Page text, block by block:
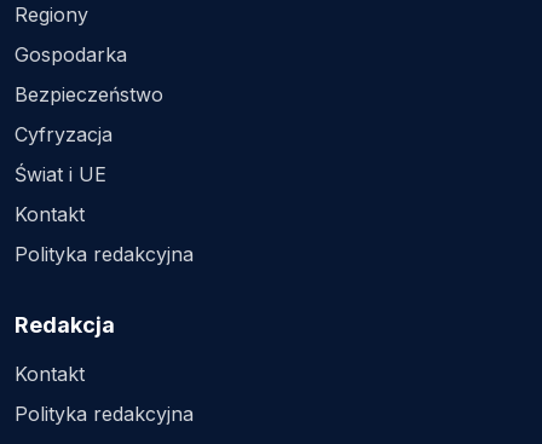
Regiony
Gospodarka
Bezpieczeństwo
Cyfryzacja
Świat i UE
Kontakt
Polityka redakcyjna
Redakcja
Kontakt
Polityka redakcyjna